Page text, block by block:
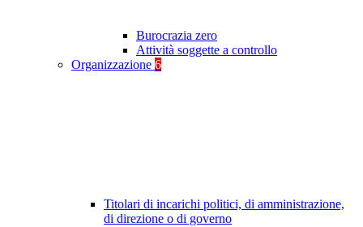
Burocrazia zero
Attività soggette a controllo
Organizzazione 6
Titolari di incarichi politici, di amministrazione,
di direzione o di governo